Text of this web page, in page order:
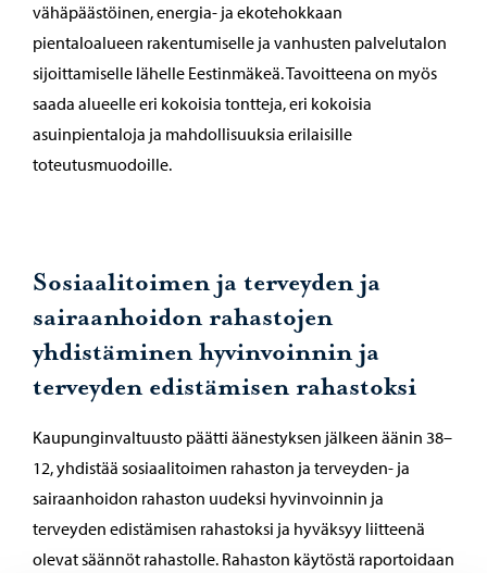
vähäpäästöinen, energia- ja ekotehokkaan
pientaloalueen rakentumiselle ja vanhusten palvelutalon
sijoittamiselle lähelle Eestinmäkeä. Tavoitteena on myös
saada alueelle eri kokoisia tontteja, eri kokoisia
asuinpientaloja ja mahdollisuuksia erilaisille
toteutusmuodoille.
Sosiaalitoimen ja terveyden ja
sairaanhoidon rahastojen
yhdistäminen hyvinvoinnin ja
terveyden edistämisen rahastoksi
Kaupunginvaltuusto päätti äänestyksen jälkeen äänin 38–
12, yhdistää sosiaalitoimen rahaston ja terveyden- ja
sairaanhoidon rahaston uudeksi hyvinvoinnin ja
terveyden edistämisen rahastoksi ja hyväksyy liitteenä
olevat säännöt rahastolle. Rahaston käytöstä raportoidaan